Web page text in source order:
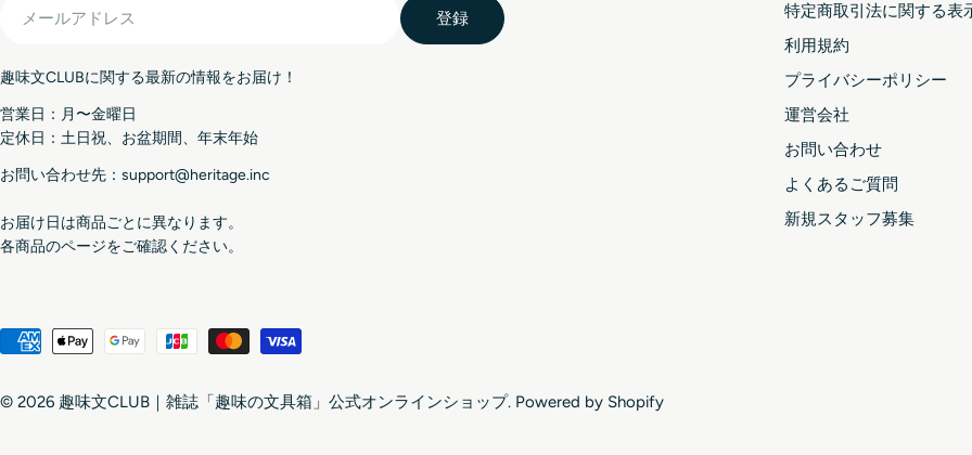
ア
ド
レ
登録
趣味文CLUBに関する最新の情報をお届け！
営業日：月〜金曜日
定休日：土日祝、お盆期間、年末年始
お問い合わせ先：support@heritage.inc
お届け日は商品ごとに異なります。
各商品のページをご確認ください。
特定商取引法に関する表
利用規約
プライバシーポリシー
運営会社
お問い合わせ
よくあるご質問
新規スタッフ募集
© 2026 趣味文CLUB｜雑誌「趣味の文具箱」公式オンラインショップ. Powered by Shopify